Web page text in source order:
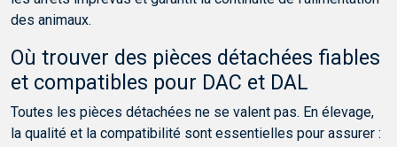
des animaux.
Où trouver des pièces détachées fiables
et compatibles pour DAC et DAL
Toutes les pièces détachées ne se valent pas. En élevage,
la qualité et la compatibilité sont essentielles pour assurer :